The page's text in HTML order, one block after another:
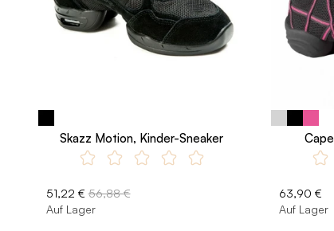
Skazz Motion, Kinder-Sneaker
51,22 € 56,88 €
Auf Lager
63,90 €
Auf Lager